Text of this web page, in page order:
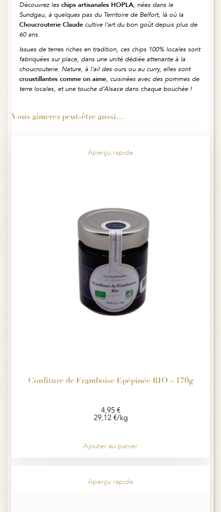
Découvrez les chips artisanales HOPLA, nées dans le
Sundgau, à quelques pas du Territoire de Belfort, là où la
Choucrouterie Claude cultive l’art du bon goût depuis plus de
60 ans.
Issues de terres riches en tradition, ces chips 100% locales sont
fabriquées sur place, dans une unité dédiée attenante à la
choucrouterie. Nature, à l’ail des ours ou au curry, elles sont
croustillantes comme on aime, cuisinées avec des pommes de
terre locales, et une touche d’Alsace dans chaque bouchée !
Vous aimerez peut-être aussi…
Confiture de Framboise Epépinée BIO – 170g
4,95 €
29,12 €/kg
Ajouter au panier
Aperçu rapide
Aperçu rapide